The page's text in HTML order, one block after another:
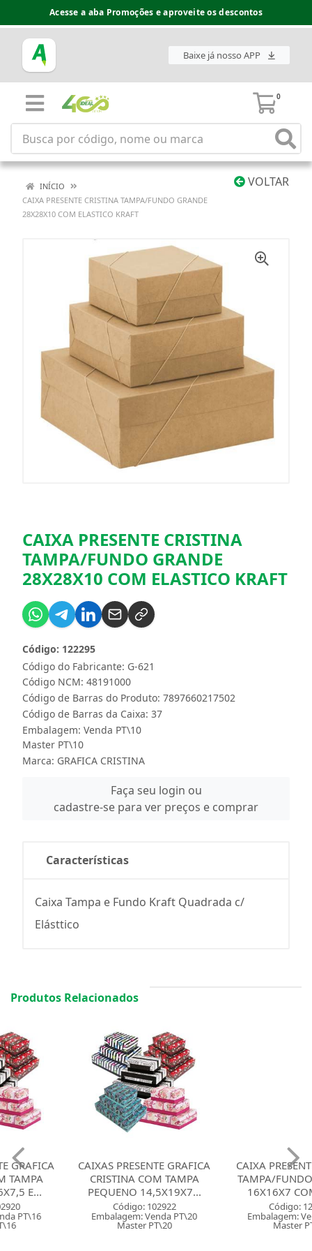
Acesse a aba Promoções e aproveite os descontos
Baixe já nosso APP
0
VOLTAR
INÍCIO
CAIXA PRESENTE CRISTINA TAMPA/FUNDO GRANDE
28X28X10 COM ELASTICO KRAFT
CAIXA PRESENTE CRISTINA
TAMPA/FUNDO GRANDE
28X28X10 COM ELASTICO KRAFT
Código do Fabricante: G-621
Código: 122295
Código NCM: 48191000
Código de Barras do Produto: 7897660217502
Código de Barras da Caixa: 37
Embalagem: Venda PT\10
Master PT\10
Marca: GRAFICA CRISTINA
Faça seu login ou
cadastre-se para ver preços e comprar
Características
Caixa Tampa e Fundo Kraft Quadrada c/
Elásttico
Produtos Relacionados
CAIXAS PRESENTE GRAFICA
CRISTINA COM TAMPA
PEQUENO 14,5X19X7...
Embalagem: Venda PT\20
CAIXA PRESENTE CRISTINA
TAMPA/FUNDO PEQUENA
16X16X7 COM ELAS...
Embalagem: Venda PT\10